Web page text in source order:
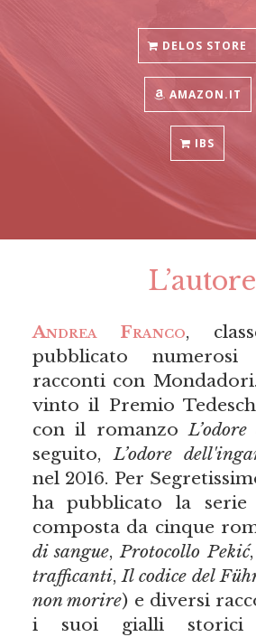
DELOS STORE
AMAZON.IT
IBS
L’autore
Andrea Franco,
pubblicato
racconti con
vinto il Premio
con il romanzo
seguito,L’odore
nel 2016. Per
ha pubblicato la serie
composta da cinque
di sangue,Protocollo Pekić
trafficanti,Il codice del
non morire) e diversi
i suoi gialli storici